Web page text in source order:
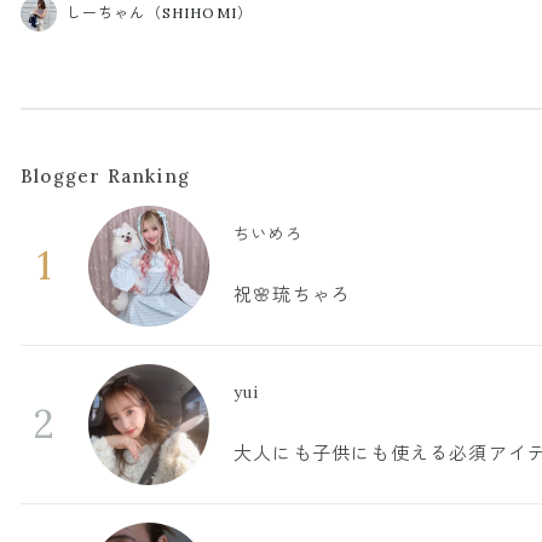
しーちゃん（SHIHOMI）
Blogger Ranking
1
ちいめろ
祝🌸琉ちゃろ
2
yui
大人にも子供にも使える必須アイ